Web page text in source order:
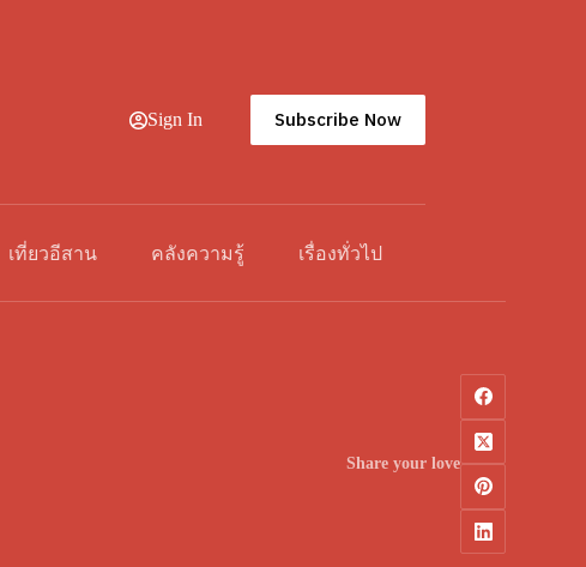
Sign In Subscribe Now
เที่ยวอีสาน คลังความรู้ เรื่องทั่วไป
Share your love